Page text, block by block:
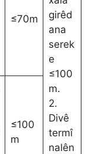
girêd
ana
serek
e
≤100
m.
2.
Divê
termî
nalên
≤70m
≤100
m